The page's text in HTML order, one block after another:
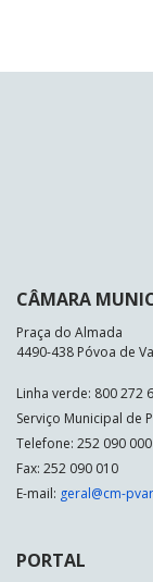
CÂMARA
Praça do Almada
4490-438 Póvoa de
Linha verde: 800 272
Serviço Municipal de
Telefone: 252 090 000
Fax: 252 090 010
E-mail: geral@cm-
PORTAL